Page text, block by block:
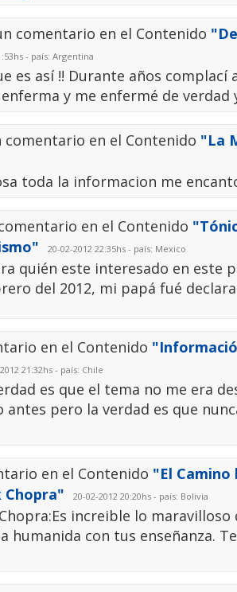
comentario en el Contenido
- país: Argentina
es así !! Durante años
y me enfermé de verdad
comentario en el Contenido "La
toda la informacion me
en el Contenido
20-02-2012 22:35hs - país: Mexico
quién este interesado en este
del 2012, mi papá fué
en el Contenido
21:32hs - país: Chile
es que el tema no me era
pero la verdad es que
en el Contenido "El
Chopra"
20-02-2012 20:20hs - país: Bolivia
increible lo
humanida con tus enseñanza.